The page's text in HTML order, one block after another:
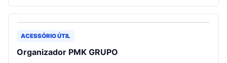
ACESSÓRIO ÚTIL
Organizador PMK GRUPO